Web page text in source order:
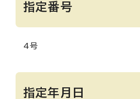
指定番号
4号
指定年月日